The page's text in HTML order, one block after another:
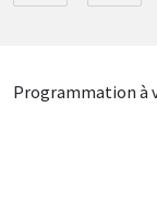
Programmation à